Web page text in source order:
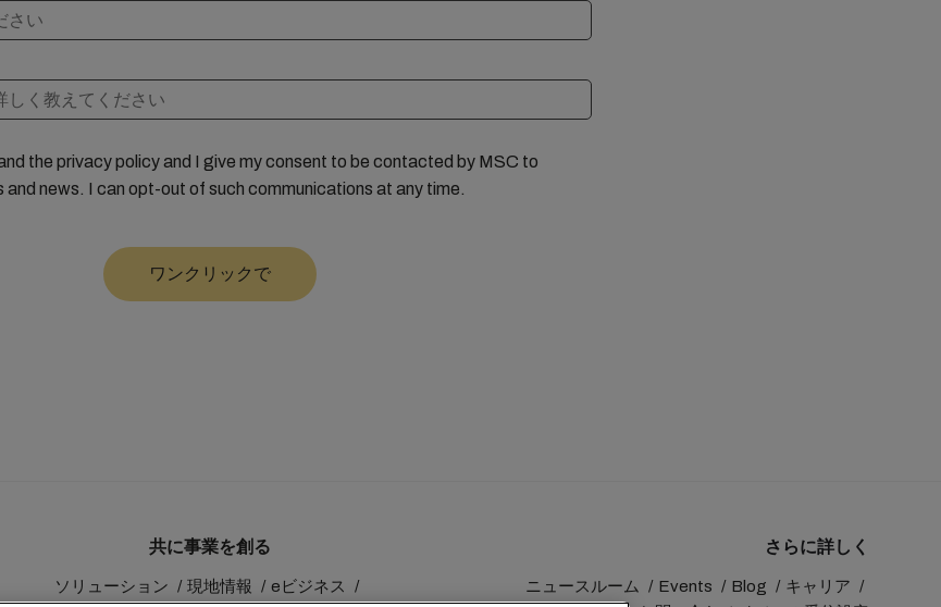
the privacy policy and I give my consent to be contacted by MSC to
news. I can opt-out of such communications at any time.
共に事業を創る
ソリューション 現地情報
eビジネス
さらに詳しく
ニュースルーム Events Blog
キャリア